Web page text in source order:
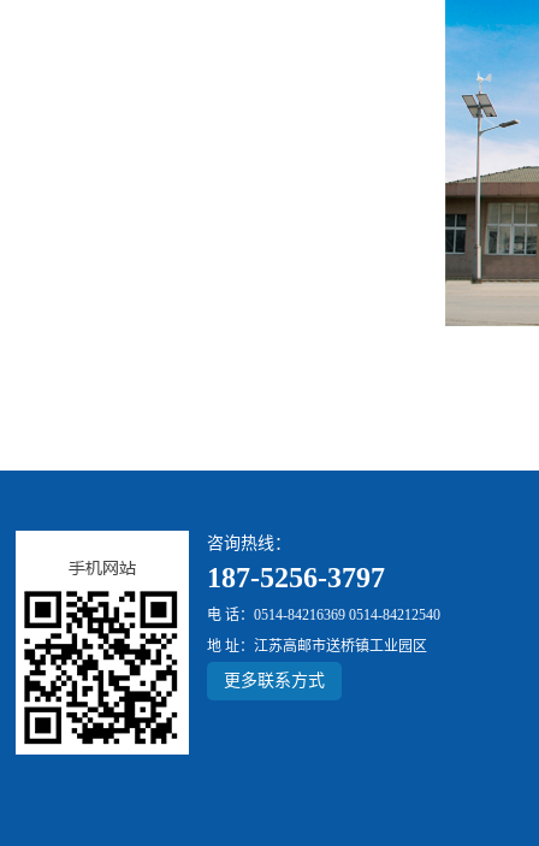
咨询热线：
187-5256-3797
电 话：0514-84216369 0514-84212540
地 址：江苏高邮市送桥镇工业园区
更多联系方式